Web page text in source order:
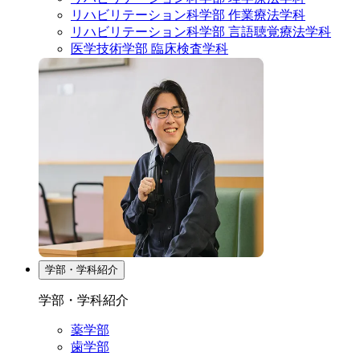
リハビリテーション科学部 作業療法学科
リハビリテーション科学部 言語聴覚療法学科
医学技術学部 臨床検査学科
学部・学科紹介
学部・学科紹介
薬学部
歯学部